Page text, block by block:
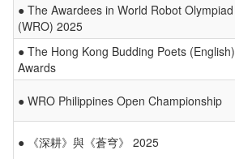
● The Awardees in World Robot Olympiad
(WRO) 2025
● The Hong Kong Budding Poets (English)
Awards
● WRO Philippines Open Championship
● 《深耕》與《蒼穹》 2025